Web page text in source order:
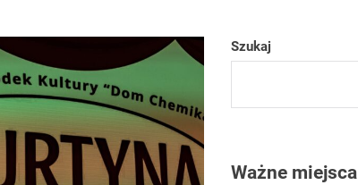
pracy i szansa na atrakcyjne nagrody
kiedy nadejdzie prawdziwa fala ciepła
Głów” zatrzymali 61-latka na ulicach Puław
Uwaga na rekordowe stężenie pyłku brzozy
wykształcenie
Szukaj
Ważne miejsca